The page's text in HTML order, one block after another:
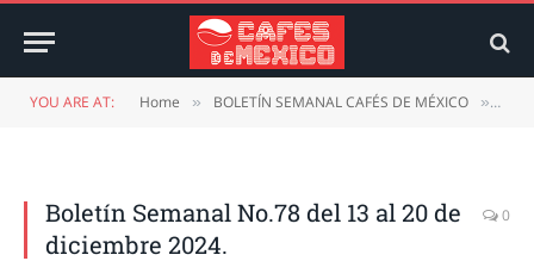
YOU ARE AT: Home » BOLETÍN SEMANAL CAFÉS DE MÉXICO »
Boletín Semanal No.78 del 13 al 20 de
diciembre 2024.
0